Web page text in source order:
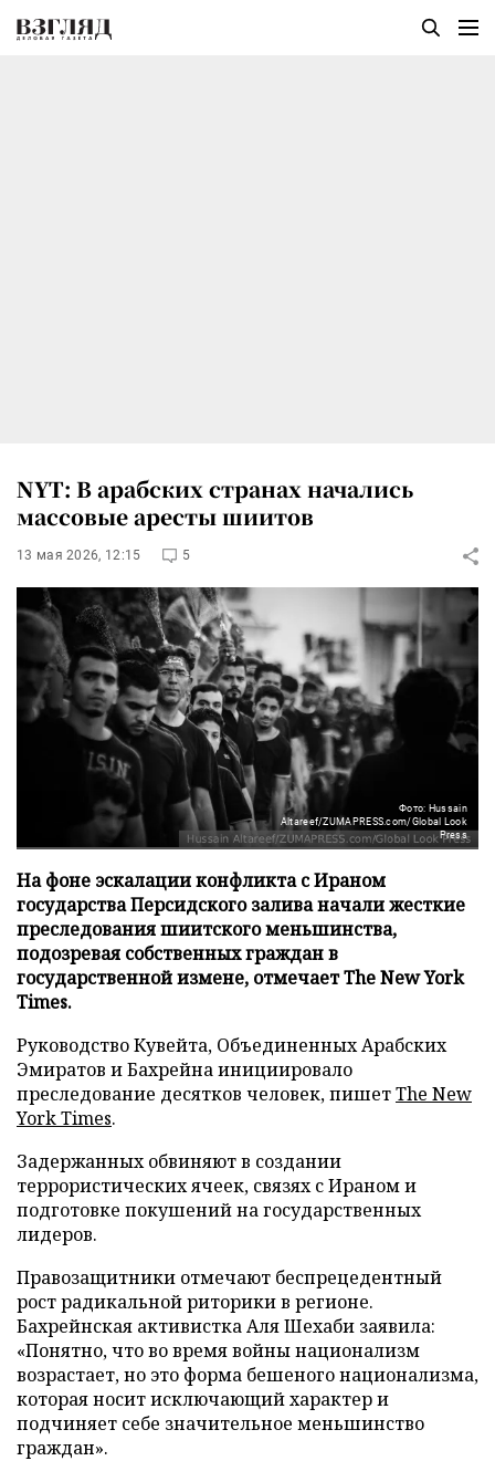
NYT: В арабских странах начались
массовые аресты шиитов
13 мая 2026, 12:15 5
Фото: Hussain
Altareef/ZUMAPRESS.com/Global Look
Press
На фоне эскалации конфликта с Ираном
государства Персидского залива начали жесткие
преследования шиитского меньшинства,
подозревая собственных граждан в
государственной измене, отмечает The New York
Times.
Руководство Кувейта, Объединенных Арабских
Эмиратов и Бахрейна инициировало
преследование десятков человек, пишетThe New
York Times.
Задержанных обвиняют в создании
террористических ячеек, связях с Ираном и
подготовке покушений на государственных
лидеров.
Правозащитники отмечают беспрецедентный
рост радикальной риторики в регионе.
Бахрейнская активистка Аля Шехаби заявила:
«Понятно, что во время войны национализм
возрастает, но это форма бешеного национализма,
которая носит исключающий характер и
подчиняет себе значительное меньшинство
граждан».